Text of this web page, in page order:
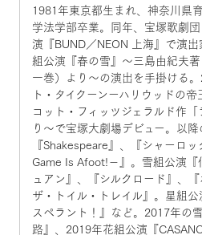
1981年東京都生まれ、神奈川県
学法学部卒業。同年、宝塚歌劇
演『BUND／NEON 上海』で演
組公演『春の雪』～三島由紀夫
一巻）より～の演出を手掛ける
ト・タイクーンーハリウッドの
コット・フィッツジェラルド作
り～で宝塚大劇場デビュー。以
『Shakespeare』、『シャーロ
Game Is Afoot!−』。雪組公演『
ュアン』、『シルクロード』、
ザ・トイル・トレイル』。星組
スペラント！』など。2017年の
路』、2019年花組公演『